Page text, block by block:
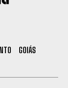
GOIÁS